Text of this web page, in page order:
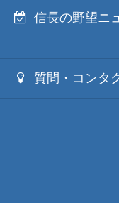
信長の野望ニ
質問・コンタ